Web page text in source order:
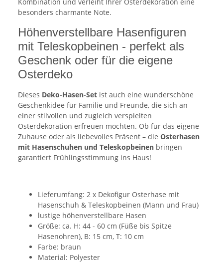
besonders charmante Note.
Höhenverstellbare Hasenfiguren
mit Teleskopbeinen - perfekt als
Geschenk oder für die eigene
Osterdeko
Dieses Deko-Hasen-Set ist auch eine wunderschöne
Geschenkidee für Familie und Freunde, die sich an
einer stilvollen und zugleich verspielten
Osterdekoration erfreuen möchten. Ob für das eigene
Zuhause oder als liebevolles Präsent – die Osterhasen
mit Hasenschuhen und Teleskopbeinen bringen
garantiert Frühlingsstimmung ins Haus!
Lieferumfang: 2 x Dekofigur Osterhase mit
Hasenschuh & Teleskopbeinen (Mann und Frau)
lustige höhenverstellbare Hasen
Größe: ca. H: 44 - 60 cm (Füße bis Spitze
Hasenohren), B: 15 cm, T: 10 cm
Farbe: braun
Material: Polyester